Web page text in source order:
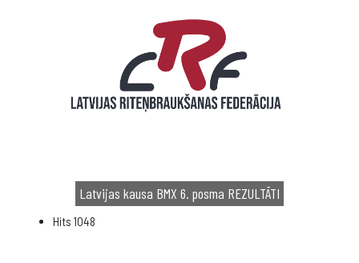
Latvijas kausa BMX 6. posma REZULTĀTI
Hits 1048